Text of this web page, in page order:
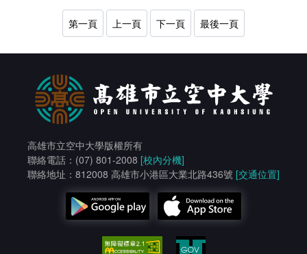
For Fun〉及〈聖誕組曲〉劃下完美句點。本市唯一設置木
信的舞台表現，展現深厚底蘊與長期培育成果。
由高市空大結合市府單位主辦的「2025城市音樂會」，在
熱烈掌聲中畫下句點。多元族群的旋律、世代共演的場景，
聽見彼此，也聽見城市。
第一頁 上一頁 下一頁 最後一頁
高雄市立空中大學版權所有
聯絡電話：(07) 801-2008 [校內分機]
聯絡地址：812008 高雄市小港區大業北路436號 [交通位置]